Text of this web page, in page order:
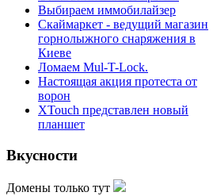
Выбираем иммобилайзер
Скаймаркет - ведущий магазин
горнолыжного снаряжения в
Киеве
Ломаем Mul-T-Lock.
Настоящая акция протеста от
ворон
XTouch представлен новый
планшет
Вкусности
Домены только тут